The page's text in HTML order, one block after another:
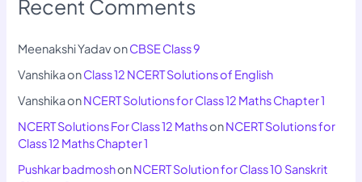
Recent Comments
Meenakshi YadavonCBSE Class 9
VanshikaonClass 12 NCERT Solutions of English
VanshikaonNCERT Solutions for Class 12 Maths Chapter 1
NCERT Solutions For Class 12 MathsonNCERT Solutions for
Class 12 Maths Chapter 1
Pushkar badmoshonNCERT Solution for Class 10 Sanskrit